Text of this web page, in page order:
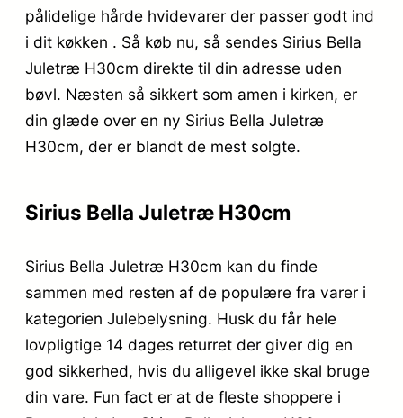
pålidelige hårde hvidevarer der passer godt ind
i dit køkken . Så køb nu, så sendes Sirius Bella
Juletræ H30cm direkte til din adresse uden
bøvl. Næsten så sikkert som amen i kirken, er
din glæde over en ny Sirius Bella Juletræ
H30cm, der er blandt de mest solgte.
Sirius Bella Juletræ H30cm
Sirius Bella Juletræ H30cm kan du finde
sammen med resten af de populære fra varer i
kategorien Julebelysning. Husk du får hele
lovpligtige 14 dages returret der giver dig en
god sikkerhed, hvis du alligevel ikke skal bruge
din vare. Fun fact er at de fleste shoppere i